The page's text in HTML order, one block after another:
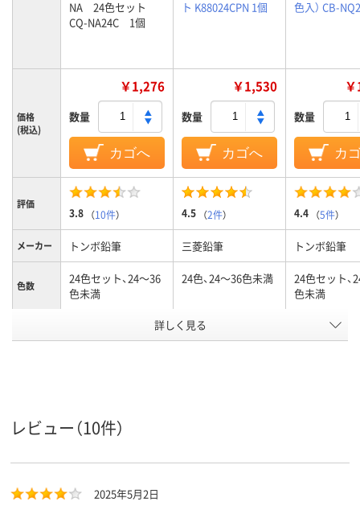
NA 24色セット
CQ-NA24C 1個
ト K88024CPN 1個 色入） CB-
価格
(税込)
￥1,276
数量
カゴへ
￥1,530
数量
カゴへ
数量
カ
評価
3.8 （10件） 4.5 （2件） 4.4 （5件）
メーカー トンボ鉛筆 三菱鉛筆 トンボ鉛筆
色数
24色セット、24～36
色未満
24色、24～36色未満
24色セット、
色未満
マルチカラー／多色
セット
マルチカラ
セット
鉛筆・色
彩色用
カラーグ
ループ
マルチカラー／多色
セット
詳しく見る
レビュー（10件）
2025年5月2日